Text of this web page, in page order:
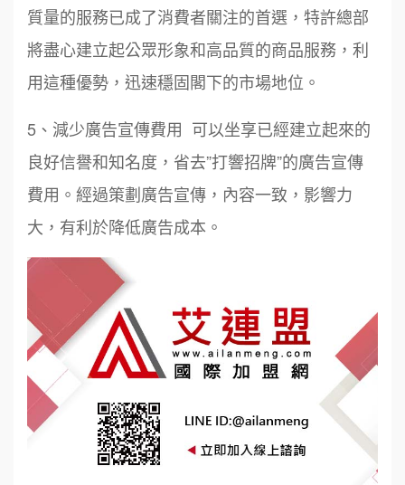
質量的服務已成了消費者關注的首選，特許總部
將盡心建立起公眾形象和高品質的商品服務，利
用這種優勢，迅速穩固閣下的市場地位。
5、減少廣告宣傳費用 可以坐享已經建立起來的
良好信譽和知名度，省去”打響招牌”的廣告宣傳
費用。經過策劃廣告宣傳，內容一致，影響力
大，有利於降低廣告成本。